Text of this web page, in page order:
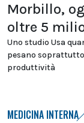
Morbillo,
oltre 5
Uno studio Usa
pesano
produttività
MEDICINA INTERNA